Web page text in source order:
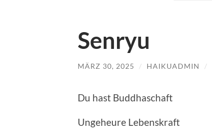
Senryu
MÄRZ 30, 2025 / HAIKUADMIN /
Du hast Buddhaschaft
Ungeheure Lebenskraft